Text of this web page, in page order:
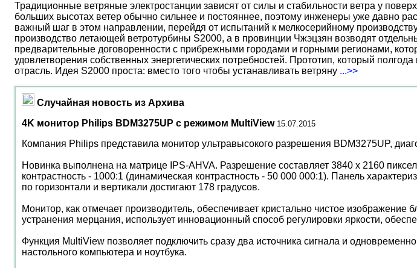
Традиционные ветряные электростанции зависят от силы и стабильности ветра у
больших высотах ветер обычно сильнее и постояннее, поэтому инженеры уже давно
важный шаг в этом направлении, перейдя от испытаний к мелкосерийному
производство летающей ветротурбины S2000, а в провинции Чжэцзян возводят
предварительные договоренности с прибрежными городами и горными регионами,
удовлетворения собственных энергетических потребностей. Прототип, который
отрасль. Идея S2000 проста: вместо того чтобы устанавливать ветряну ...>>
Случайная новость из Архива
4K монитор Philips BDM3275UP с режимом MultiView 15.07.2015
Компания Philips представила монитор ультравысокого разрешения BDM3275UP,
Новинка выполнена на матрице IPS-AHVA. Разрешение составляет 3840 х 2160
контрастность - 1000:1 (динамическая контрастность - 50 000 000:1). Панель
по горизонтали и вертикали достигают 178 градусов.
Монитор, как отмечает производитель, обеспечивает кристально чистое
устранения мерцания, использует инновационный способ регулировки яркости,
Функция MultiView позволяет подключить сразу два источника сигнала и
настольного компьютера и ноутбука.